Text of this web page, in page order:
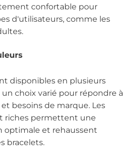
confortable pour
d'utilisateurs, comme les
disponibles en plusieurs
choix varié pour répondre à
besoins de marque. Les
riches permettent une
optimale et rehaussent
bracelets.